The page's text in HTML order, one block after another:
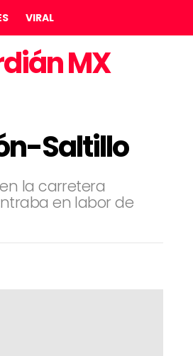
VIRAL
Saltillo
la carretera
en labor de